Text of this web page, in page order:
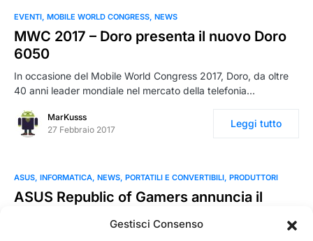
Gestisci Consenso
EVENTI MOBILE WORLD CONGRESS NEWS
MWC 2017 – Doro presenta il nuovo Doro
6050
In occasione del Mobile World Congress 2017, Doro, da oltre
40 anni leader mondiale nel mercato della telefonia…
MarKusss
27 Febbraio 2017
Leggi tutto
ASUS INFORMATICA NEWS PORTATILI E CONVERTIBILI PRODUTTORI
ASUS Republic of Gamers annuncia il